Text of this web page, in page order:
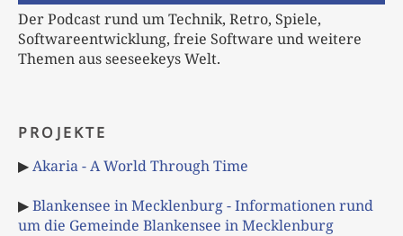
Der Podcast rund um Technik, Retro, Spiele,
Softwareentwicklung, freie Software und weitere
Themen aus seeseekeys Welt.
PROJEKTE
▶Akaria - A World Through Time
▶Blankensee in Mecklenburg - Informationen rund
um die Gemeinde Blankensee in Mecklenburg